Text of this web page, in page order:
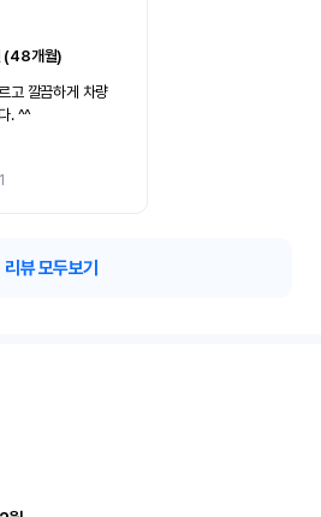
(48개월)
고 깔끔하게 차량
. ^^
리뷰 모두보기